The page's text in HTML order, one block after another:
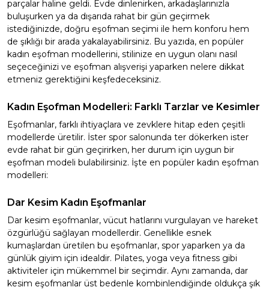
parçalar haline geldi. Evde dinlenirken, arkadaşlarınızla
buluşurken ya da dışarıda rahat bir gün geçirmek
istediğinizde, doğru eşofman seçimi ile hem konforu hem
de şıklığı bir arada yakalayabilirsiniz. Bu yazıda, en popüler
kadın eşofman modellerini, stilinize en uygun olanı nasıl
seçeceğinizi ve eşofman alışverişi yaparken nelere dikkat
etmeniz gerektiğini keşfedeceksiniz.
Kadın Eşofman Modelleri: Farklı Tarzlar ve Kesimler
Eşofmanlar, farklı ihtiyaçlara ve zevklere hitap eden çeşitli
modellerde üretilir. İster spor salonunda ter dökerken ister
evde rahat bir gün geçirirken, her durum için uygun bir
eşofman modeli bulabilirsiniz. İşte en popüler kadın eşofman
modelleri:
Dar Kesim Kadın Eşofmanlar
Dar kesim eşofmanlar, vücut hatlarını vurgulayan ve hareket
özgürlüğü sağlayan modellerdir. Genellikle esnek
kumaşlardan üretilen bu eşofmanlar, spor yaparken ya da
günlük giyim için idealdir. Pilates, yoga veya fitness gibi
aktiviteler için mükemmel bir seçimdir. Aynı zamanda, dar
kesim eşofmanlar üst bedenle kombinlendiğinde oldukça şık